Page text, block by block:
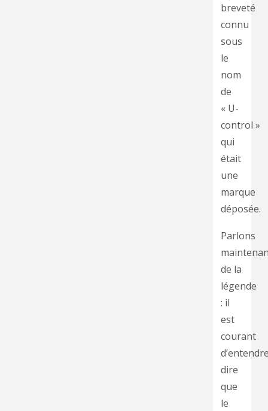
breveté
connu
sous
le
nom
de
« U-
control »
qui
était
une
marque
déposée.
Parlons
de la
légende
: il
est
courant
dire
que
le